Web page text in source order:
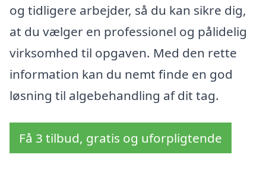
og tidligere arbejder, så du kan sikre dig,
at du vælger en professionel og pålidelig
virksomhed til opgaven. Med den rette
information kan du nemt finde en god
løsning til algebehandling af dit tag.
Få 3 tilbud, gratis og uforpligtende